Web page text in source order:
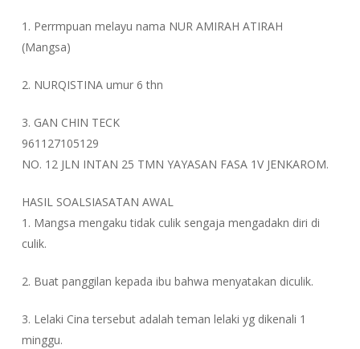
1. Perrmpuan melayu nama NUR AMIRAH ATIRAH
(Mangsa)
2. NURQISTINA umur 6 thn
3. GAN CHIN TECK
961127105129
NO. 12 JLN INTAN 25 TMN YAYASAN FASA 1V JENKAROM.
HASIL SOALSIASATAN AWAL
1. Mangsa mengaku tidak culik sengaja mengadakn diri di
culik.
2. Buat panggilan kepada ibu bahwa menyatakan diculik.
3. Lelaki Cina tersebut adalah teman lelaki yg dikenali 1
minggu.